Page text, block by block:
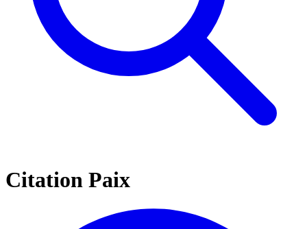
Citation Paix